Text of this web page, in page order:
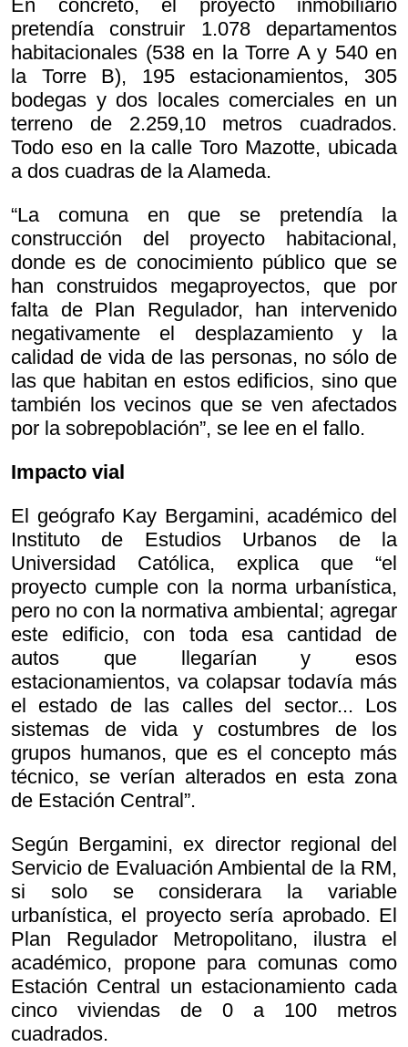
En concreto, el proyecto inmobiliario
pretendía construir 1.078 departamentos
habitacionales (538 en la Torre A y 540 en
la Torre B), 195 estacionamientos, 305
bodegas y dos locales comerciales en un
terreno de 2.259,10 metros cuadrados.
Todo eso en la calle Toro Mazotte, ubicada
a dos cuadras de la Alameda.
“La comuna en que se pretendía la
construcción del proyecto habitacional,
donde es de conocimiento público que se
han construidos megaproyectos, que por
falta de Plan Regulador, han intervenido
negativamente el desplazamiento y la
calidad de vida de las personas, no sólo de
las que habitan en estos edificios, sino que
también los vecinos que se ven afectados
por la sobrepoblación”, se lee en el fallo.
Impacto vial
El geógrafo Kay Bergamini, académico del
Instituto de Estudios Urbanos de la
Universidad Católica, explica que “el
proyecto cumple con la norma urbanística,
pero no con la normativa ambiental; agregar
este edificio, con toda esa cantidad de
autos que llegarían y esos
estacionamientos, va colapsar todavía más
el estado de las calles del sector... Los
sistemas de vida y costumbres de los
grupos humanos, que es el concepto más
técnico, se verían alterados en esta zona
de Estación Central”.
Según Bergamini, ex director regional del
Servicio de Evaluación Ambiental de la RM,
si solo se considerara la variable
urbanística, el proyecto sería aprobado. El
Plan Regulador Metropolitano, ilustra el
académico, propone para comunas como
Estación Central un estacionamiento cada
cinco viviendas de 0 a 100 metros
cuadrados.